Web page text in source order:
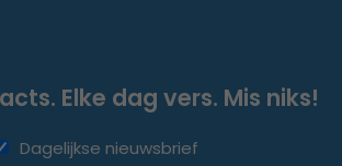
Elke dag vers. Mis niks!
Dagelijkse nieuwsbrief